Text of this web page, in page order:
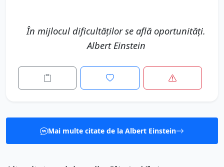
În mijlocul dificultăților se află oportunități.
Albert Einstein
Mai multe citate de la Albert Einstein